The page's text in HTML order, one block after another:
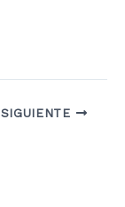
SIGUIENTE